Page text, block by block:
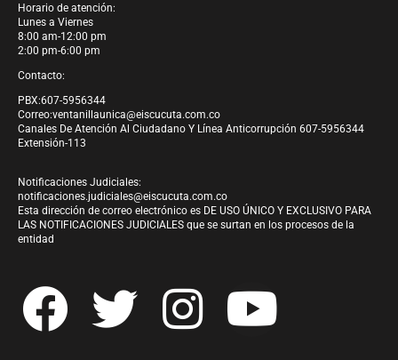
Horario de atención:
Lunes a Viernes
8:00 am-12:00 pm
2:00 pm-6:00 pm
Contacto:
PBX:607-5956344
Correo:ventanillaunica@eiscucuta.com.co
Canales De Atención Al Ciudadano Y Línea Anticorrupción 607-5956344
Extensión-113
Notificaciones Judiciales:
notificaciones.judiciales@eiscucuta.com.co
Esta dirección de correo electrónico es DE USO ÚNICO Y EXCLUSIVO PARA
LAS NOTIFICACIONES JUDICIALES que se surtan en los procesos de la
entidad